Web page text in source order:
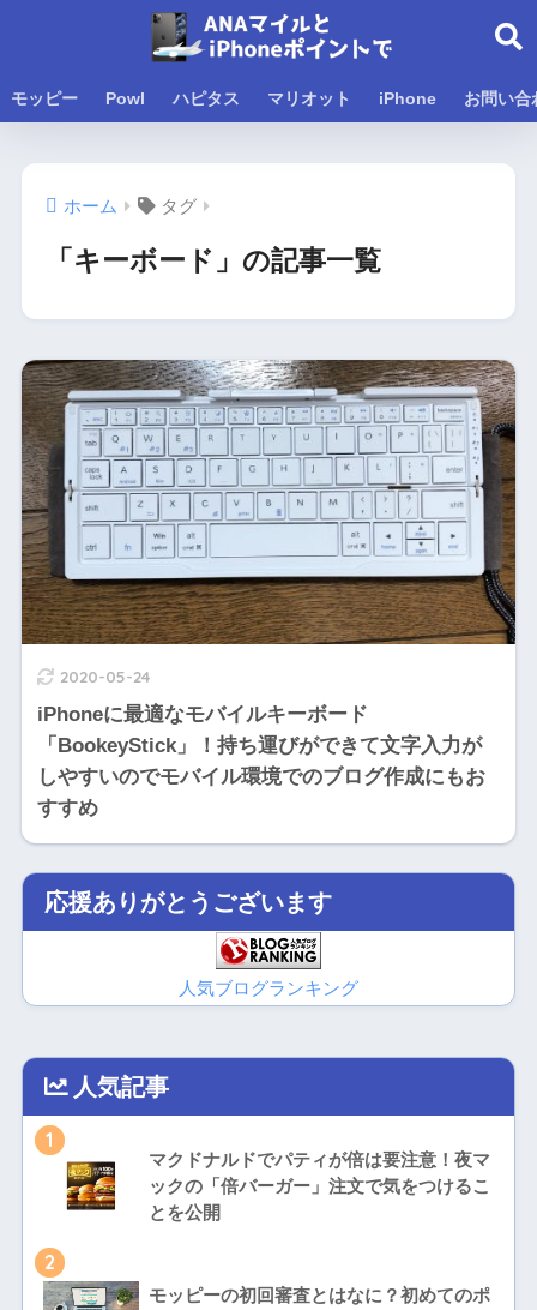
モッピー Powl ハピタス マリオット iPhone お問い合
ホーム タグ
「キーボード」の記事一覧
2020-05-24
iPhoneに最適なモバイルキーボード
「BookeyStick」！持ち運びができて文字入力が
しやすいのでモバイル環境でのブログ作成にもお
すすめ
応援ありがとうございます
人気ブログランキング
人気記事
1
マクドナルドでパティが倍は要注意！夜マ
ックの「倍バーガー」注文で気をつけるこ
とを公開
2
モッピーの初回審査とはなに？初めてのポ